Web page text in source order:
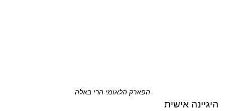
הפארק הלאומי הרי באלה
היגיינה אישית